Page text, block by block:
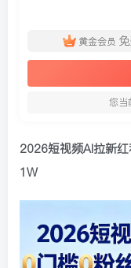
黄金会员
您当
2026短视频AI拉新
1W